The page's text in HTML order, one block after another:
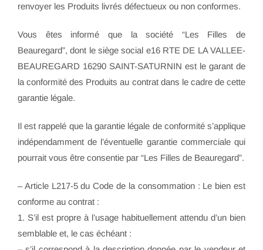
renvoyer les Produits livrés défectueux ou non conformes.
Vous êtes informé que la société “Les Filles de
Beauregard”, dont le siège social e16 RTE DE LA VALLEE-
BEAUREGARD 16290 SAINT-SATURNIN est le garant de
la conformité des Produits au contrat dans le cadre de cette
garantie légale.
Il est rappelé que la garantie légale de conformité s’applique
indépendamment de l’éventuelle garantie commerciale qui
pourrait vous être consentie par “Les Filles de Beauregard”.
– Article L217-5 du Code de la consommation : Le bien est
conforme au contrat :
1. S’il est propre à l’usage habituellement attendu d’un bien
semblable et, le cas échéant :